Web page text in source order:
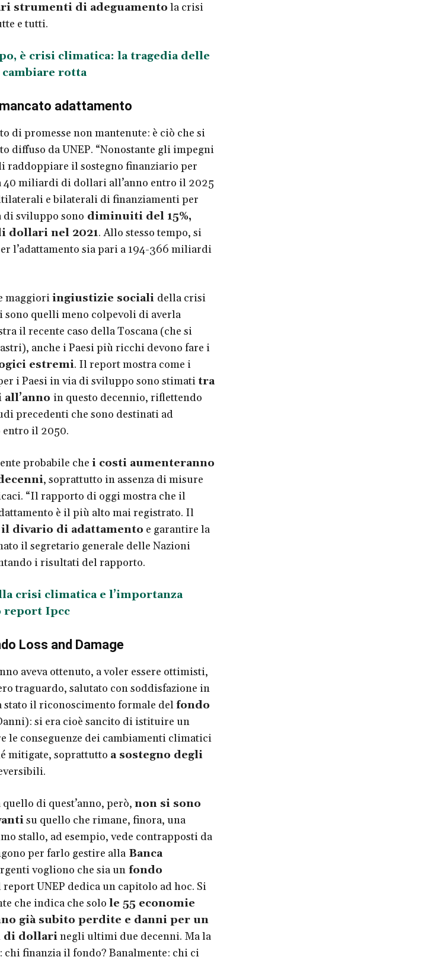
strumenti di adeguamento la crisi
e tutti.
è crisi climatica: la tragedia delle
cambiare rotta
adattamento
di promesse non mantenute: è ciò che si
diffuso da UNEP. “Nonostante gli impegni
raddoppiare il sostegno finanziario per
40 miliardi di dollari all’anno entro il 2025
e bilaterali di finanziamenti per
di sviluppo sono diminuiti del 15%,
dollari nel 2021. Allo stesso tempo, si
l’adattamento sia pari a 194-366 miliardi
maggioriingiustizie sociali della crisi
quelli meno colpevoli di averla
il recente caso della Toscana (che si
anche i Paesi più ricchi devono fare i
estremi. Il report mostra come i
i Paesi in via di sviluppo sono stimati tra
in questo decennio, riflettendo
precedenti che sono destinati ad
entro il 2050.
probabile che i costi aumenteranno
, soprattutto in assenza di misure
“Il rapporto di oggi mostra che il
è il più alto mai registrato. Il
divario di adattamento e garantire la
il segretario generale delle Nazioni
i risultati del rapporto.
crisi climatica e l’importanza
report Ipcc
Loss and Damage
aveva ottenuto, a voler essere ottimisti,
traguardo, salutato con soddisfazione in
stato il riconoscimento formale delfondo
si era cioè sancito di istituire un
le conseguenze dei cambiamenti climatici
mitigate, soprattutto a sostegno degli
di quest’anno, però, non si sono
su quello che rimane, finora, una
stallo, ad esempio, vede contrapposti da
per farlo gestire allaBanca
vogliono che sia unfondo
report UNEP dedica un capitolo ad hoc. Si
che indica che solo le 55 economie
già subito perdite e danni per un
di dollarinegli ultimi due decenni. Ma la
chi finanzia il fondo? Banalmente: chi ci